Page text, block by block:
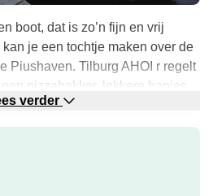
boot, dat is zo’n fijn en vrij
je een tochtje maken over de
Piushaven. Tilburg AHOI r regelt
pizzabakker, lekkere hapjes
allemaal mogelijk.
volgen op de boot, dat klinkt
trommelgeluiden weerkaatsen
verder